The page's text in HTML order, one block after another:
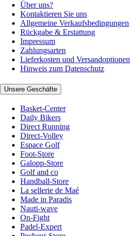
Über uns?
Kontaktieren Sie uns
Allgemeine Verkaufsbedingungen
Rückgabe & Erstattung
Impressum
Zahlungsarten
Lieferkosten und Versandoptionen
Hinweis zum Datenschutz
Unsere Geschäfte
Basket-Center
Daily Bikers
Direct Running
Direct-Volley
Espace Golf
Foot-Store
Galopp-Store
Golf and co
Handball-Store
La sellerie de Maé
Made in Paradis
Nauti-wave
On-Fight
Padel-Expert